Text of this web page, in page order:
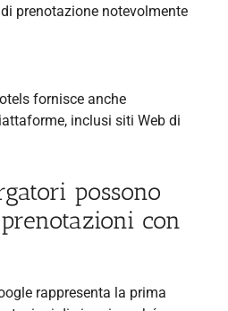
prenotazione notevolmente
fornisce anche
inclusi siti Web di
possono
con
rappresenta la prima